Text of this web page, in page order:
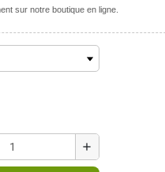
sur notre boutique en ligne.
add